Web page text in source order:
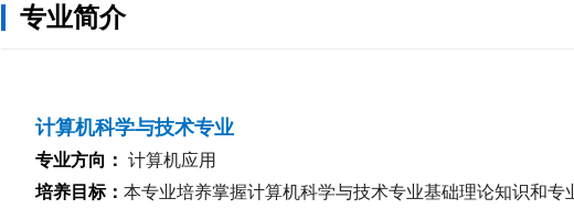
专业简介
计算机科学与技术专业
专业方向 ： 计算机应用
培养目标： 本专业培养掌握计算机科学与技术专业基础理论知识和